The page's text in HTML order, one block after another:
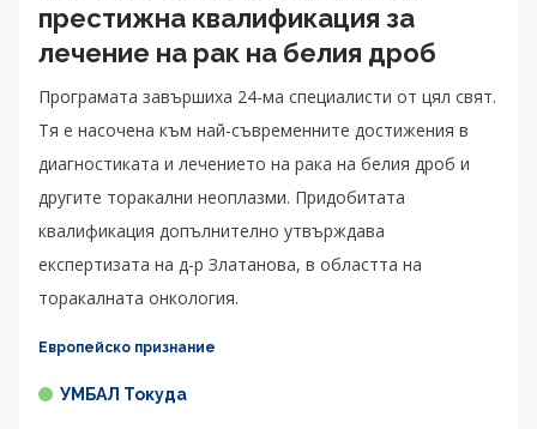
престижна квалификация за
лечение на рак на белия дроб
Програмата завършиха 24-ма специалисти от цял свят.
Тя е насочена към най-съвременните достижения в
диагностиката и лечението на рака на белия дроб и
другите торакални неоплазми. Придобитата
квалификация допълнително утвърждава
експертизата на д-р Златанова, в областта на
торакалната онкология.
Европейско признание
УМБАЛ Токуда